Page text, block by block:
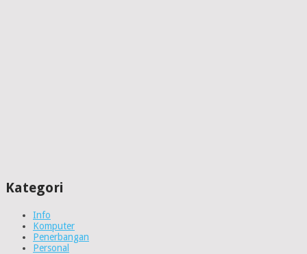
Kategori
Info
Komputer
Penerbangan
Personal